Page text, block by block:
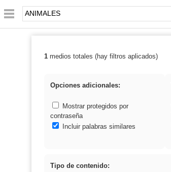
Palabra o frase:
Resultados de: ANIMALES
1medios totales (hay filtros aplicados)
Opciones adicionales:
Mostrar protegidos por
contraseña
Incluir palabras similares
Tipo de contenido: